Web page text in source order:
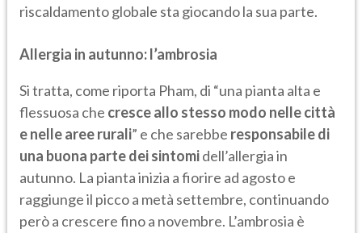
riscaldamento globale sta giocando la sua parte.
Allergia in autunno: l’ambrosia
Si tratta, come riporta Pham, di “una pianta alta e
flessuosa che cresce allo stesso modo nelle città
e nelle aree rurali” e che sarebbe responsabile di
una buona parte dei sintomidell’allergia in
autunno. La pianta inizia a fiorire ad agosto e
raggiunge il picco a metà settembre, continuando
però a crescere fino a novembre. L’ambrosia è